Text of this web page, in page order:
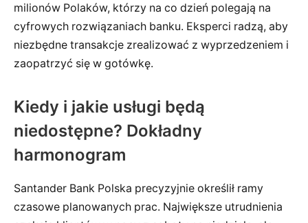
milionów Polaków, którzy na co dzień polegają na
cyfrowych rozwiązaniach banku. Eksperci radzą, aby
niezbędne transakcje zrealizować z wyprzedzeniem i
zaopatrzyć się w gotówkę.
Kiedy i jakie usługi będą
niedostępne? Dokładny
harmonogram
Santander Bank Polska precyzyjnie określił ramy
czasowe planowanych prac. Największe utrudnienia